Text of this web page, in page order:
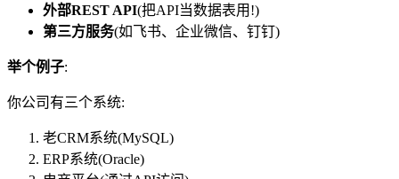
外部REST API(把API当数据表用!)
第三方服务(如飞书、企业微信、钉钉)
举个例子:
你公司有三个系统:
老CRM系统(MySQL)
ERP系统(Oracle)